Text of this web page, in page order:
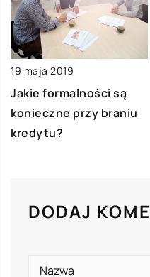
19 maja 2019
Jakie formalności są
konieczne przy braniu
kredytu?
DODAJ